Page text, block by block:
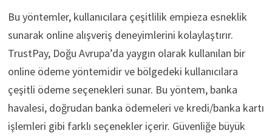
Bu yöntemler, kullanıcılara çeşitlilik empieza esneklik
sunarak online alışveriş deneyimlerini kolaylaştırır.
TrustPay, Doğu Avrupa’da yaygın olarak kullanılan bir
online ödeme yöntemidir ve bölgedeki kullanıcılara
çeşitli ödeme seçenekleri sunar. Bu yöntem, banka
havalesi, doğrudan banka ödemeleri ve kredi/banka kartı
işlemleri gibi farklı seçenekler içerir. Güvenliğe büyük